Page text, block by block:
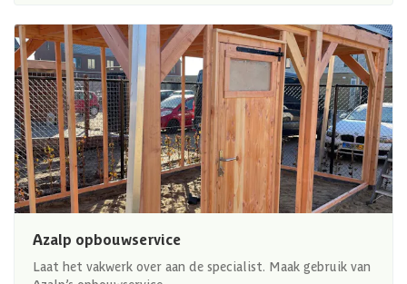
Azalp opbouwservice
Laat het vakwerk over aan de specialist. Maak gebruik van